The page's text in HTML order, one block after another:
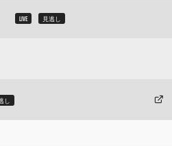
LIVE 見逃し
し